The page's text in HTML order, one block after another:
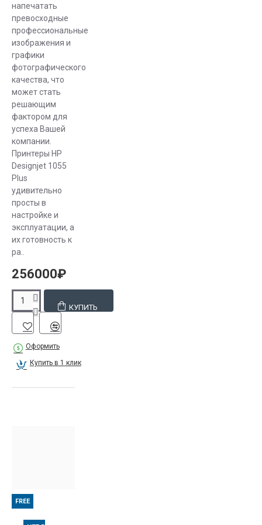
Интересует
ремонт
плоттеров HP
— по этому
вопросу
также можно
обратиться к
нам.
напечатать
превосходные
профессиональные
изображения и
графики
фотографического
качества, что
может стать
решающим
фактором для
успеха Вашей
компании.
Принтеры HP
Designjet 1055
Plus
удивительно
просты в
настройке и
эксплуатации, а
их готовность к
ра..
256000₽
КУПИТЬ
Оформить
Купить в 1 клик
FREE